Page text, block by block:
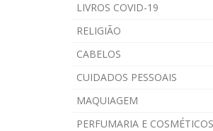
LIVROS COVID-19
RELIGIÃO
CABELOS
CUIDADOS PESSOAIS
MAQUIAGEM
PERFUMARIA E COSMÉTICOS